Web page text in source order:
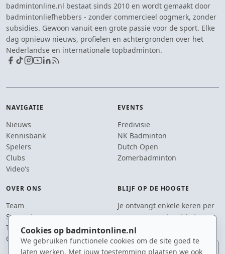
Cookies op badmintonline.nl
We gebruiken functionele cookies om de site goed te
laten werken. Met jouw toestemming plaatsen we ook
badmintonline.nl bestaat sinds 2010 en wordt gemaakt door
badmintonliefhebbers - zonder commercieel oogmerk, zonder
subsidies. Gewoon vanuit een grote passie voor de sport. Elke
dag opnieuw nieuws, profielen en achtergronden over het
Nederlandse en internationale topbadminton.
NAVIGATIE
Nieuws
Kennisbank
Spelers
Clubs
Video's
EVENTS
Eredivisie
NK Badminton
Dutch Open
Zomerbadminton
OVER ONS
Team
Supporters
Tip de redactie
Contact
BLIJF OP DE HOOGTE
Je ontvangt enkele keren per
jaar een e-mail met het
laatste badmintonnieuws.
E-mailadres